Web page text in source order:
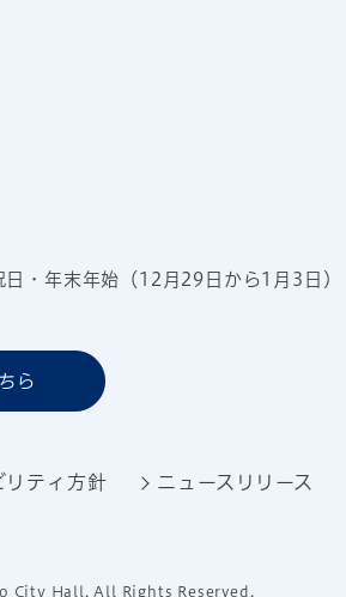
日・年末年始（12月29日から1月3日）
ら
リティ方針 ニュースリリース
City Hall. All Rights Reserved.